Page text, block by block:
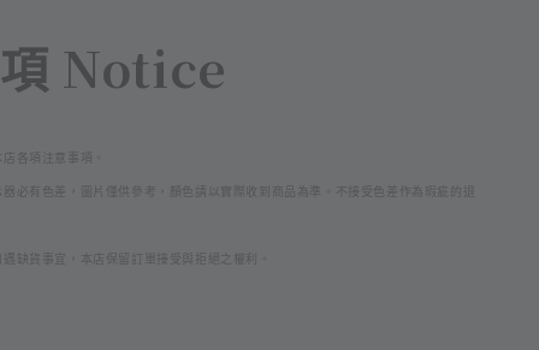
Notice
各項注意事項。
必 有色差，圖片僅供參考，顏色請以實際收到商品為準。不接受色差作為瑕疵的退
缺貨事宜，本店保留訂單接受與拒絕之權利。